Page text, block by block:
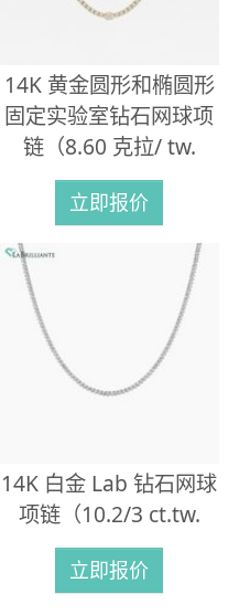
14K 黄金圆形和椭圆形
固定实验室钻石网球项
链（8.60 克拉/ tw.
立即报价
14K 白金 Lab 钻石网球
项链（10.2/3 ct.tw.
立即报价